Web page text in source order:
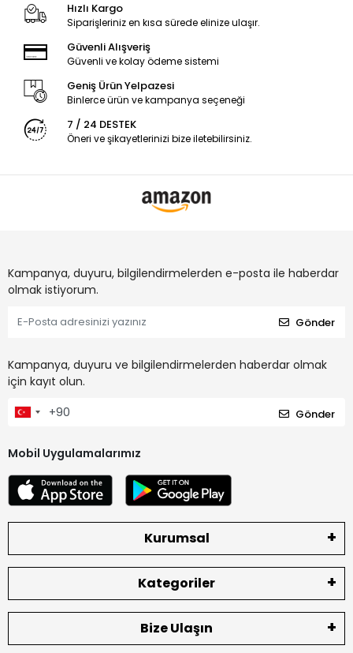
Hızlı Kargo
Siparişleriniz en kısa sürede elinize ulaşır.
Güvenli Alışveriş
Güvenli ve kolay ödeme sistemi
Geniş Ürün Yelpazesi
Binlerce ürün ve kampanya seçeneği
7 / 24 DESTEK
Öneri ve şikayetlerinizi bize iletebilirsiniz.
Kampanya, duyuru, bilgilendirmelerden e-posta ile haberdar
olmak istiyorum.
Gönder
Kampanya, duyuru ve bilgilendirmelerden haberdar olmak
için kayıt olun.
Gönder
Mobil Uygulamalarımız
Kurumsal
Kategoriler
Bize Ulaşın